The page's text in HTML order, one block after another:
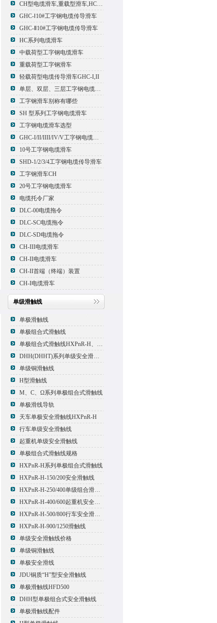
CH型电缆滑车,重载型滑车,HC型滑车
GHC-Ⅰ10#工字钢电缆传导滑车
GHC-Ⅱ10#工字钢电缆传导滑车
HC系列电缆滑车
中载荷型工字钢电缆滑车
重载荷型工字钢滑车
轻载荷型电缆传导滑车GHC-I,II
单层、双层、三层工字钢电缆传导滑车
工字钢滑车别称有哪些
SH 型系列工字钢电缆滑车
工字钢电缆滑车选型
GHC-I/II/IIII/IV/V工字钢电缆滑车
10号工字钢电缆滑车
SHD-1/2/3/4工字钢电缆传导滑车
工字钢滑车CH
20号工字钢电缆滑车
电缆托令厂家
DLC-00电缆拖令
DLC-SC电缆拖令
DLC-SD电缆拖令
CH-III电缆滑车
CH-II电缆滑车
CH-II首端（终端）装置
CH-I电缆滑车
单级滑触线
单极滑触线
单极组合式滑触线
单极组合式滑触线HXPnR-H、HXPnR-H8 、HXPnR-HT
DHH(DHHT)系列单级安全滑触线
单级铜滑触线
H型滑触线
M、C、Ω系列单极组合式滑触线
单极滑线导轨
天车单极安全滑触线HXPnR-H
行车单级安全滑触线
起重机单级安全滑触线
单极组合式滑触线规格
HXPnR-H系列单极组合式滑触线
HXPnR-H-150/200安全滑触线
HXPnR-H-250/400单级组合滑触线
HXPnR-H-400/600起重机安全滑触线
HXPnR-H-500/800行车安全滑触线
HXPnR-H-900/1250滑触线
单级安全滑触线价格
单级铜滑触线
单极安全滑线
JDU铜质“H”型安全滑触线
单极滑触线HFD500
DHH型单极组合式安全滑触线
单极滑触线配件